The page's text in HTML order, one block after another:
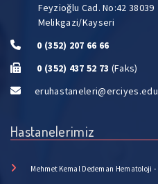
Feyzioğlu Cad. No:42 38039
Melikgazi/Kayseri
0 (352) 207 66 66
0 (352) 437 52 73 (Faks)
Hastanelerimiz
Mehmet Kemal Dedeman Hematoloji